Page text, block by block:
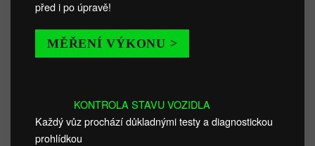
před i po úpravě!
MĚŘENÍ VÝKONU >
KONTROLA STAVU VOZIDLA
Každý vůz prochází důkladnými testy a diagnostickou
prohlídkou